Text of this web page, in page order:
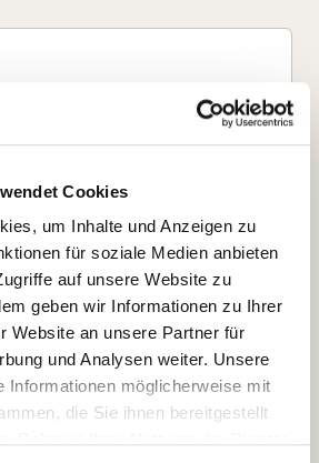
Cookies
um Inhalte und Anzeigen zu
für soziale Medien anbieten
auf unsere Website zu
geben wir Informationen zu Ihrer
Website an unsere Partner für
und Analysen weiter. Unsere
Informationen möglicherweise mit
die Sie ihnen bereitgestellt
dass meine personenbezogenen Daten
der Durchführung der Kontaktanfrage
der Garitz Bewirtschaftungsbetriebe
Straße 2, 97688 Bad Kissingen
an die für das Stellenangebot
Kontaktaufnahme weitergegeben
kann ich jederzeit gegenüber dem